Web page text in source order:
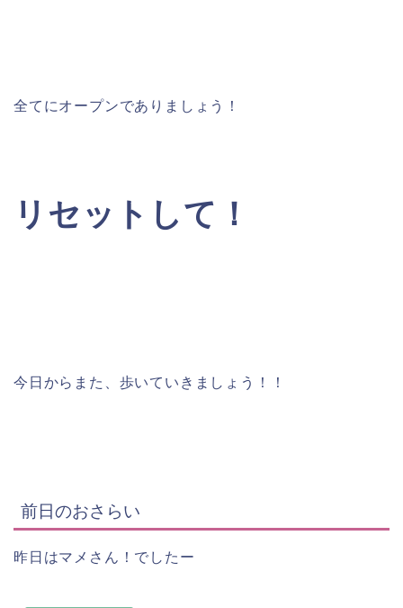
全てにオープンでありましょう！
リセットして！
今日からまた、歩いていきましょう！！
前日のおさらい
昨日はマメさん！でしたー